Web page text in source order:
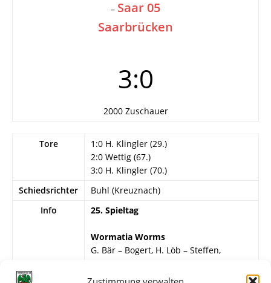
– Saar 05
Saarbrücken
3:0
2000 Zuschauer
Tore
1:0 H. Klingler (29.)
2:0 Wettig (67.)
3:0 H. Klingler (70.)
Schiedsrichter
Buhl (Kreuznach)
Info
25. Spieltag
Wormatia Worms
G. Bär – Bogert, H. Löb – Steffen,
H. Klingler, H. Müller, Lenges.